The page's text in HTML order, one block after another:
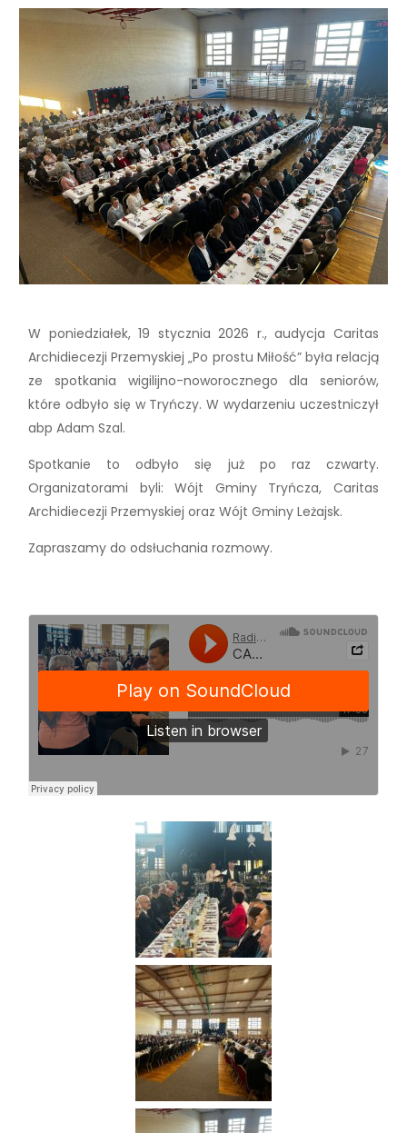
W poniedziałek, 19 stycznia 2026 r., audycja Caritas
Archidiecezji Przemyskiej „Po prostu Miłość” była relacją
ze spotkania wigilijno-noworocznego dla seniorów,
które odbyło się w Tryńczy. W wydarzeniu uczestniczył
abp Adam Szal.
Spotkanie to odbyło się już po raz czwarty.
Organizatorami byli: Wójt Gminy Tryńcza, Caritas
Archidiecezji Przemyskiej oraz Wójt Gminy Leżajsk.
Zapraszamy do odsłuchania rozmowy.